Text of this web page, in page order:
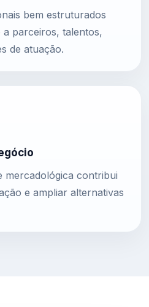
bem estruturados
a parceiros, talentos,
de atuação.
mercadológica contribui
e ampliar alternativas